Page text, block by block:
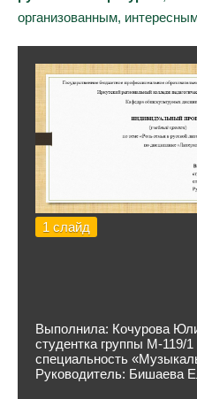
организованным,
1 слайд
Выполнила: Кочурова
студентка группы М-119/1
специальность
Руководитель: Бишаева